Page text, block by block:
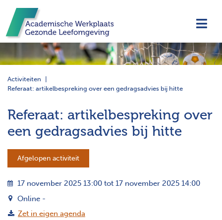
Activiteiten
Referaat: artikelbespreking over een gedragsadvies bij hitte
Referaat: artikelbespreking over
een gedragsadvies bij hitte
Afgelopen activiteit
17 november 2025 13:00 tot 17 november 2025 14:00
Online -
Zet in eigen agenda